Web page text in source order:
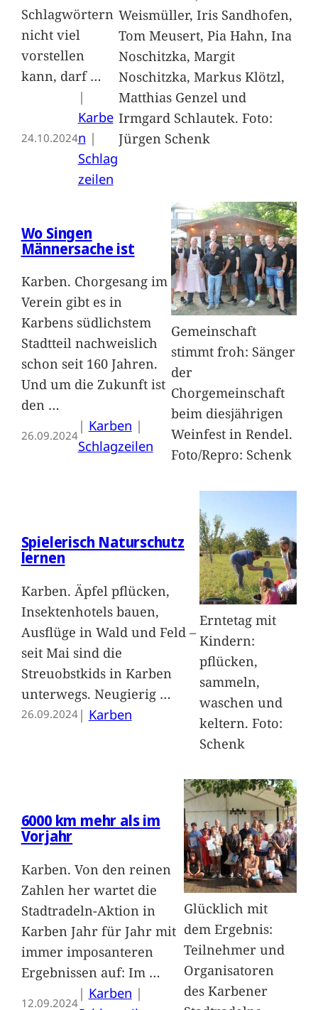
Schlagwörtern
nicht viel
vorstellen
kann, darf …
24.10.2024
|
Karbe
n
Schlag
zeilen
Weismüller, Iris Sandhofen,
Tom Meusert, Pia Hahn, Ina
Noschitzka, Margit
Noschitzka, Markus Klötzl,
Matthias Genzel und
Irmgard Schlautek. Foto:
Jürgen Schenk
Wo Singen
Männersache ist
Karben. Chorgesang im
Verein gibt es in
Karbens südlichstem
Stadtteil nachweislich
schon seit 160 Jahren.
Und um die Zukunft ist
den …
26.09.2024
| Karben
Schlagzeilen
Gemeinschaft
stimmt froh: Sänger
der
Chorgemeinschaft
beim diesjährigen
Weinfest in Rendel.
Foto/Repro: Schenk
Spielerisch Naturschutz
lernen
Karben. Äpfel pflücken,
Insektenhotels bauen,
Ausflüge in Wald und Feld –
seit Mai sind die
Streuobstkids in Karben
unterwegs. Neugierig …
26.09.2024| Karben
Erntetag mit
Kindern:
pflücken,
sammeln,
waschen und
keltern. Foto:
Schenk
6000 km mehr als im
Vorjahr
Karben. Von den reinen
Zahlen her wartet die
Stadtradeln-Aktion in
Karben Jahr für Jahr mit
immer imposanteren
Ergebnissen auf: Im …
12.09.2024
| Karben
Glücklich mit
dem Ergebnis:
Teilnehmer und
Organisatoren
des Karbener